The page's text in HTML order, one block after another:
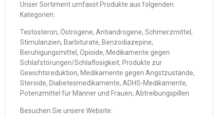
Unser Sortiment umfasst Produkte aus folgenden
Kategorien:
Testosteron, Östrogene, Antiandrogene, Schmerzmittel,
Stimulanzien, Barbiturate, Benzodiazepine,
Beruhigungsmittel, Opioide, Medikamente gegen
Schlafstörungen/Schlaflosigkeit, Produkte zur
Gewichtsreduktion, Medikamente gegen Angstzustände,
Steroide, Diabetesmedikamente, ADHS-Medikamente,
Potenzmittel für Männer und Frauen, Abtreibungspillen
Besuchen Sie unsere Website: